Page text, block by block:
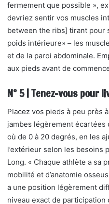
fermement que possible »,
devriez sentir vos muscles
between the ribs] tirant pour
poids intérieure» – les
et de la paroi abdominale.
aux pieds avant de
N° 5 | Tenez-vous pour
Placez vos pieds à peu près
jambes légèrement écartées
où de 0 à 20 degrés, en les
l’extérieur selon les besoins
Long. « Chaque athlète a sa
mobilité et d’anatomie
a une position légèrement
niveau exact de